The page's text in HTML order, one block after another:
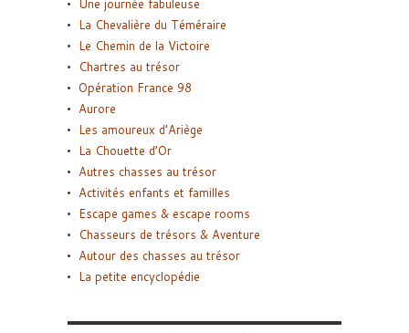
Une journée fabuleuse
La Chevalière du Téméraire
Le Chemin de la Victoire
Chartres au trésor
Opération France 98
Aurore
Les amoureux d’Ariège
La Chouette d’Or
Autres chasses au trésor
Activités enfants et familles
Escape games & escape rooms
Chasseurs de trésors & Aventure
Autour des chasses au trésor
La petite encyclopédie